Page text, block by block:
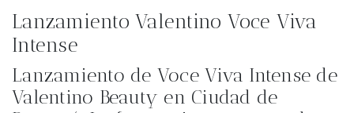
Lanzamiento Valentino Voce Viva
Intense
Lanzamiento de Voce Viva Intense de
Valentino Beauty en Ciudad de